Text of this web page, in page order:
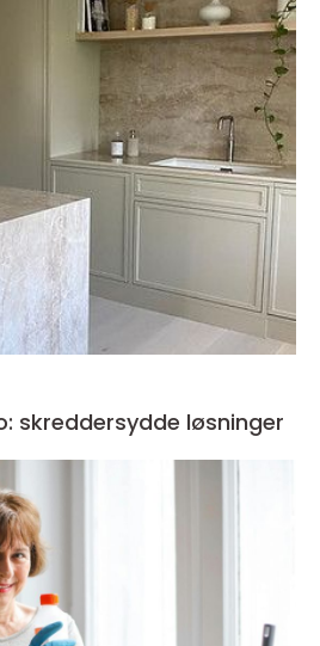
skreddersydde løsninger